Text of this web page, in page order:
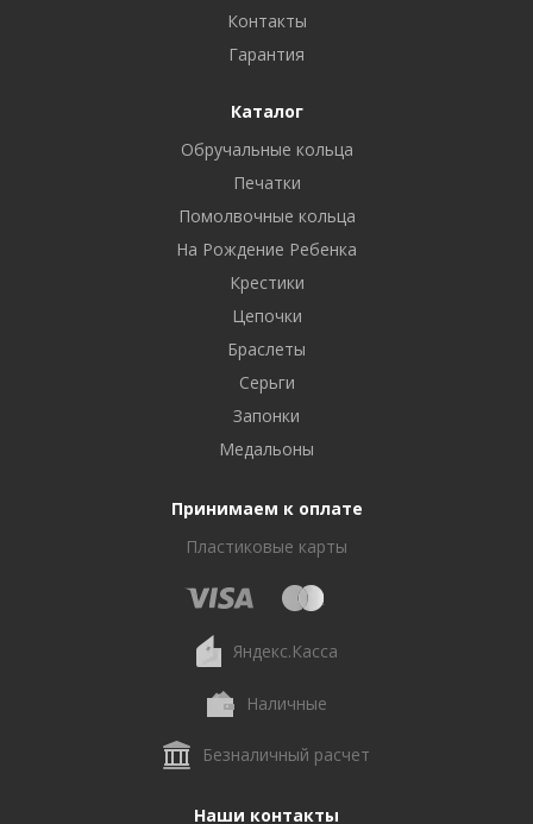
Контакты
Гарантия
Каталог
Обручальные кольца
Печатки
Помолвочные кольца
На Рождение Ребенка
Крестики
Цепочки
Браслеты
Серьги
Запонки
Медальоны
Принимаем к оплате
Пластиковые карты
Яндекс.Касса
Наличные
Безналичный расчет
Наши контакты